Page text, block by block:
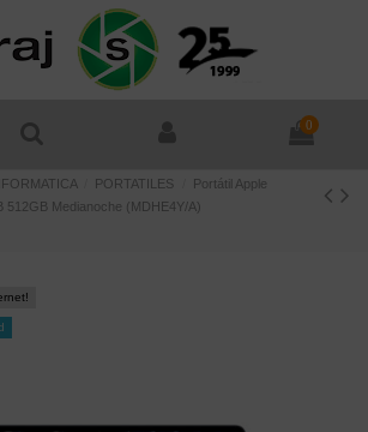
0
PORTATILES
Portátil Apple
512GB Medianoche (MDHE4Y/A)